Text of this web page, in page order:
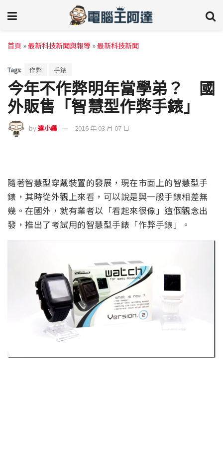
首頁 »最新科技新聞與報導 »最新科技新聞
Tags: 作弊 手錶
今年不作弊明年當學弟？ 國
外販售「智慧型作弊手錶」
by達小編 2016 年 03 月 07 日
隨著智慧型穿戴裝置的發展，現在市面上的智慧型手
錶，其時從外觀上來看，可以說是與一般手錶相差無
幾。在國外，就有業者以「看起來很像」這個觀念出
發，推出了考試用的智慧型手錶「作弊手錶」。